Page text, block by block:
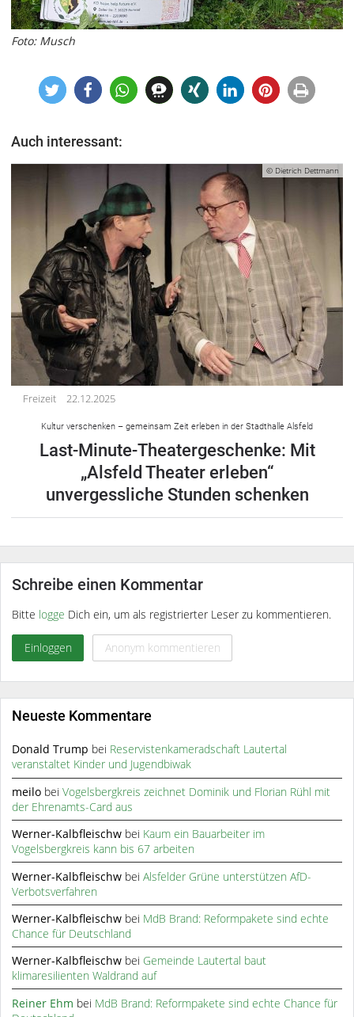
Foto: Musch
Auch interessant:
© Dietrich Dettmann
Freizeit 22.12.2025
Kultur verschenken – gemeinsam Zeit erleben in der Stadthalle Alsfeld
Last-Minute-Theatergeschenke: Mit
„Alsfeld Theater erleben“
unvergessliche Stunden schenken
Schreibe einen Kommentar
Bitte logge Dich ein, um als registrierter Leser zu kommentieren.
Einloggen Anonym kommentieren
Neueste Kommentare
Donald Trump bei Reservistenkameradschaft Lautertal
veranstaltet Kinder und Jugendbiwak
meilo beiVogelsbergkreis zeichnet Dominik und Florian Rühl mit
der Ehrenamts-Card aus
Werner-Kalbfleischw bei Kaum ein Bauarbeiter im
Vogelsbergkreis kann bis 67 arbeiten
Werner-Kalbfleischw beiAlsfelder Grüne unterstützen AfD-
Verbotsverfahren
Werner-Kalbfleischw bei MdB Brand: Reformpakete sind echte
Chance für Deutschland
Werner-Kalbfleischw bei Gemeinde Lautertal baut
klimaresilienten Waldrand auf
Reiner Ehm bei MdB Brand: Reformpakete sind echte Chance für